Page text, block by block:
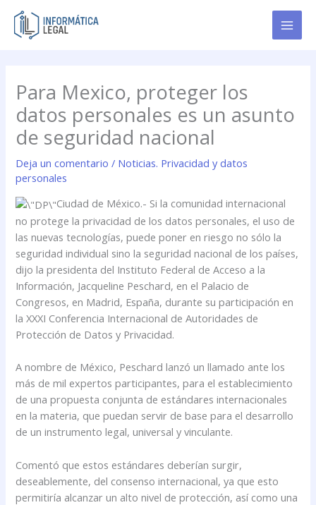
contenido
Para Mexico, proteger los
datos personales es un asunto
de seguridad nacional
Deja un comentario / Noticias. Privacidad y datos
personales
Ciudad de México.- Si la comunidad internacional
no protege la privacidad de los datos personales, el uso de
las nuevas tecnologías, puede poner en riesgo no sólo la
seguridad individual sino la seguridad nacional de los países,
dijo la presidenta del Instituto Federal de Acceso a la
Información, Jacqueline Peschard, en el Palacio de
Congresos, en Madrid, España, durante su participación en
la XXXI Conferencia Internacional de Autoridades de
Protección de Datos y Privacidad.
A nombre de México, Peschard lanzó un llamado ante los
más de mil expertos participantes, para el establecimiento
de una propuesta conjunta de estándares internacionales
en la materia, que puedan servir de base para el desarrollo
de un instrumento legal, universal y vinculante.
Comentó que estos estándares deberían surgir,
deseablemente, del consenso internacional, ya que esto
permitiría alcanzar un alto nivel de protección, así como una